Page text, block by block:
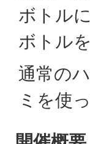
ボトル
ボトル
通常の
ミを使